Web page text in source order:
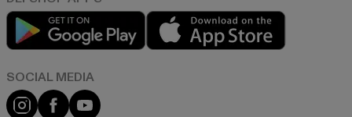
Play market
Instagram
FacebookYouTube